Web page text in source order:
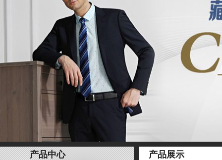
产品中心 产品展示